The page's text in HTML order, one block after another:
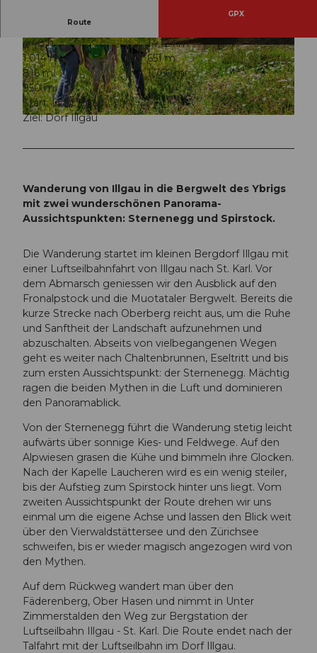
© Elmar Bossard, Schwyz Tourismus |
© Stoos-Muotatal Tourismus, Stoos-Muotatal T
ourismus
© Ybrig Tourismus
Route
GPX
4:40 h
14,12 km
1.014 m
651 m
816 m
1.766 m
950 m
Start: Dorf Illgau
Ziel: Dorf Illgau
Wanderung von Illgau in die Bergwelt des Ybrigs
mit zwei wunderschönen Panorama-
Aussichtspunkten: Sternenegg und Spirstock.
Die Wanderung startet im kleinen Bergdorf Illgau mit
einer Luftseilbahnfahrt von Illgau nach St. Karl. Vor
dem Abmarsch geniessen wir den Ausblick auf den
Fronalpstock und die Muotataler Bergwelt. Bereits die
kurze Strecke nach Oberberg reicht aus, um die Ruhe
und Sanftheit der Landschaft aufzunehmen und
abzuschalten. Abseits von vielbegangenen Wegen
geht es weiter nach Chaltenbrunnen, Eseltritt und bis
zum ersten Aussichtspunkt: der Sternenegg. Mächtig
ragen die beiden Mythen in die Luft und dominieren
den Panoramablick.
Von der Sternenegg führt die Wanderung stetig leicht
aufwärts über sonnige Kies- und Feldwege. Auf den
Alpwiesen grasen die Kühe und bimmeln ihre Glocken.
Nach der Kapelle Laucheren wird es ein wenig steiler,
bis der Aufstieg zum Spirstock hinter uns liegt. Vom
zweiten Aussichtspunkt der Route drehen wir uns
einmal um die eigene Achse und lassen den Blick weit
über den Vierwaldstättersee und den Zürichsee
schweifen, bis er wieder magisch angezogen wird von
den Mythen.
Auf dem Rückweg wandert man über den
Fäderenberg, Ober Hasen und nimmt in Unter
Zimmerstalden den Weg zur Bergstation der
Luftseilbahn Illgau - St. Karl. Die Route endet nach der
Talfahrt mit der Luftseilbahn im Dorf Illgau.